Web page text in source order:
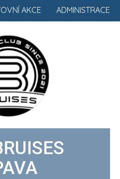
ADMINISTRACE
AKCE